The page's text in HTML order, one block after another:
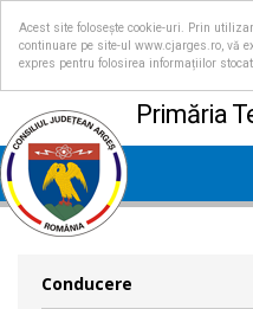
Acest site folosește cookie-uri. Prin
continuare pe site-ul www.cjarges.ro, vă
expres pentru folosirea informațiilor
Primăria
Conducere